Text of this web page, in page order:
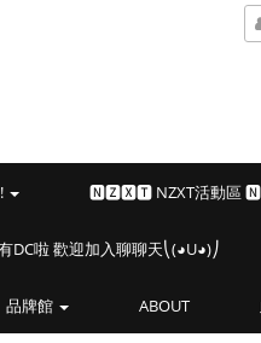
🅽🆉🆇🆃 NZXT活動
DC啦 歡迎加入聊聊天⎝(◕U◕)⎠
品牌館 ABOUT